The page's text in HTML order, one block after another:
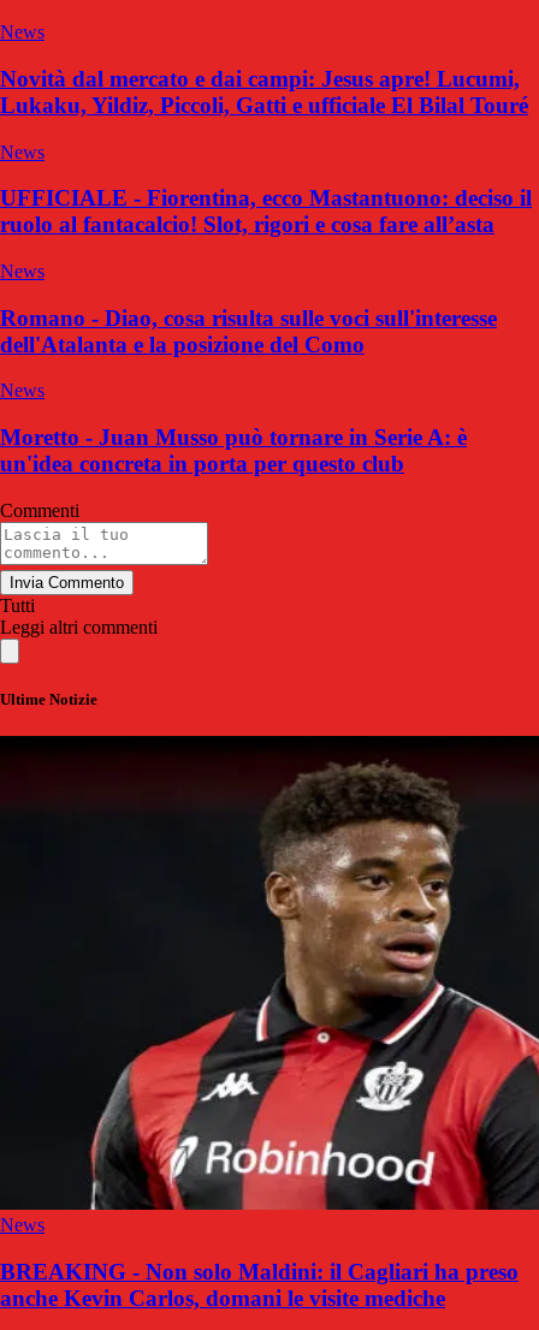
News
Novità dal mercato e dai campi: Jesus apre! Lucumi,
Lukaku, Yildiz, Piccoli, Gatti e ufficiale El Bilal Touré
News
UFFICIALE - Fiorentina, ecco Mastantuono: deciso il
ruolo al fantacalcio! Slot, rigori e cosa fare all’asta
News
Romano - Diao, cosa risulta sulle voci sull'interesse
dell'Atalanta e la posizione del Como
News
Moretto - Juan Musso può tornare in Serie A: è
un'idea concreta in porta per questo club
Commenti
Invia Commento
Tutti
Leggi altri commenti
Ultime Notizie
News
BREAKING - Non solo Maldini: il Cagliari ha preso
anche Kevin Carlos, domani le visite mediche